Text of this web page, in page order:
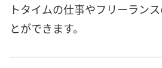
トタイムの仕事やフリーラン
とができます。